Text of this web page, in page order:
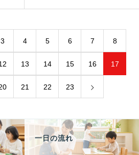
3 4 5 6 7 8
13 14 15 16 17
21 22 23
一日の流れ